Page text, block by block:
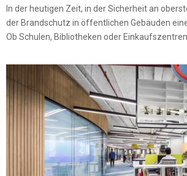
In der heutigen Zeit, in der Sicherheit an
der Brandschutz in öffentlichen Gebäuden
Ob Schulen, Bibliotheken oder